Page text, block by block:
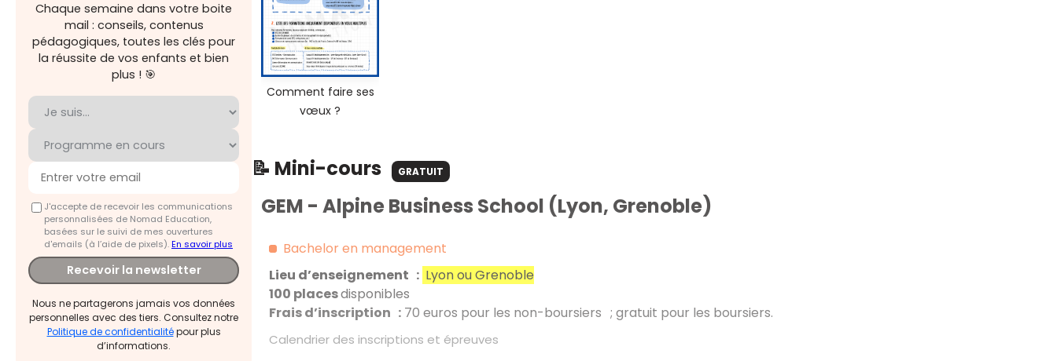
Chaque semaine dans votre boite
mail : conseils, contenus
pédagogiques, toutes les clés pour
la réussite de vos enfants et bien
plus ! 🎯
J'accepte de recevoir les communications
personnalisées de Nomad Education,
basées sur le suivi de mes ouvertures
d'emails (à l’aide de pixels).En savoir plus
Recevoir la newsletter
Nous ne partagerons jamais vos données
personnelles avec des tiers. Consultez notre
Politique de confidentialitépour plus
d’informations.
Comment faire ses
vœux ?
📝 Mini-cours GRATUIT
GEM - Alpine Business School (Lyon, Grenoble)
Bachelor en management
Lieu d’enseignement : Lyon ou Grenoble
100 placesdisponibles
Frais d’inscription :70 euros pour les non-boursiers ; gratuit pour les boursiers.
Calendrier des inscriptions et épreuves